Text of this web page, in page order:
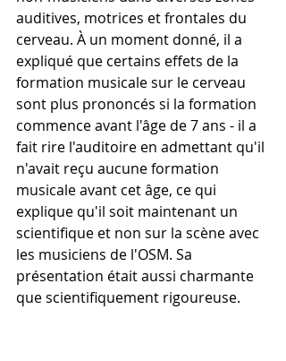
auditives, motrices et frontales du
cerveau. À un moment donné, il a
expliqué que certains effets de la
formation musicale sur le cerveau
sont plus prononcés si la formation
commence avant l'âge de 7 ans - il a
fait rire l'auditoire en admettant qu'il
n'avait reçu aucune formation
musicale avant cet âge, ce qui
explique qu'il soit maintenant un
scientifique et non sur la scène avec
les musiciens de l'OSM. Sa
présentation était aussi charmante
que scientifiquement rigoureuse.